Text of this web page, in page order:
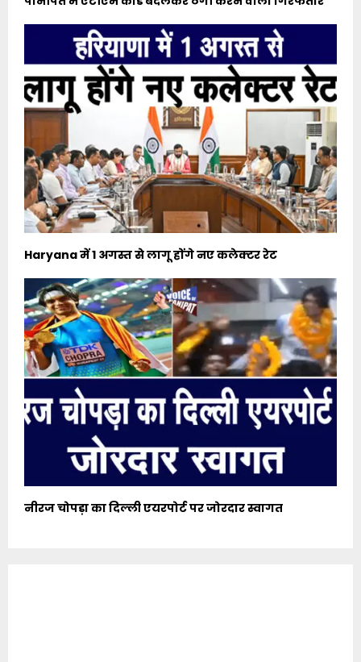
Haryana में 1 अगस्त से लागू होंगे नए कलेक्टर रेट
नीरज चोपड़ा का दिल्ली एयरपोर्ट पर जोरदार स्वागत